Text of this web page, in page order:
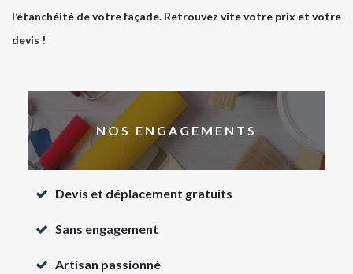
l’étanchéité de votre façade. Retrouvez vite votre prix et votre
devis !
NOS ENGAGEMENTS
Devis et déplacement gratuits
Sans engagement
Artisan passionné